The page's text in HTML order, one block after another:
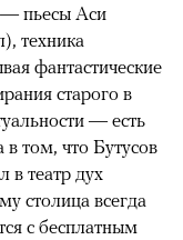
— пьесы Аси
техника
фантастические
старого в
— есть
том, что Бутусов
в театр дух
столица всегда
с бесплатным